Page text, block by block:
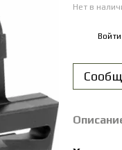
Нет в
Войти